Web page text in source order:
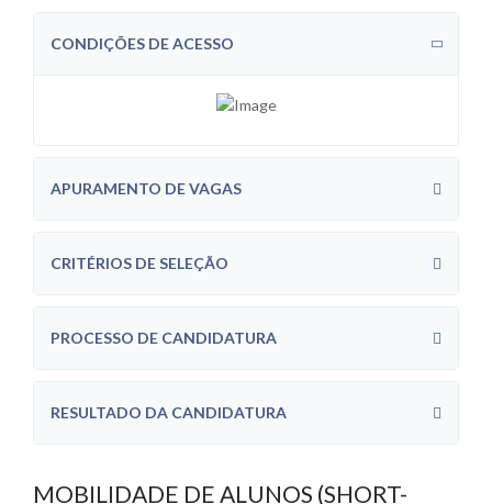
CONDIÇÕES DE ACESSO
APURAMENTO DE VAGAS
CRITÉRIOS DE SELEÇÃO
PROCESSO DE CANDIDATURA
RESULTADO DA CANDIDATURA
MOBILIDADE DE ALUNOS (SHORT-